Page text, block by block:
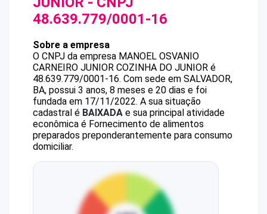
48.639.779/0001-16
Sobre a empresa
O CNPJ da empresa MANOEL OSVANIO
CARNEIRO JUNIOR COZINHA DO JUNIOR é
48.639.779/0001-16. Com sede em SALVADOR,
BA, possui 3 anos, 8 meses e 20 dias e foi
fundada em 17/11/2022. A sua situação
cadastral é BAIXADA e sua principal atividade
econômica é Fornecimento de alimentos
preparados preponderantemente para consumo
domiciliar.